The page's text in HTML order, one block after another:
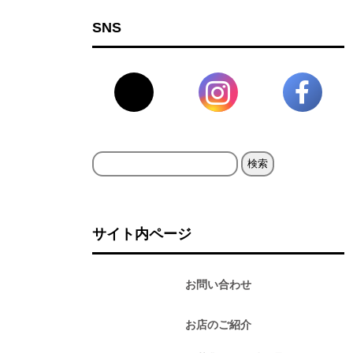
SNS
検
サイト内ページ
お問い合わせ
お店のご紹介